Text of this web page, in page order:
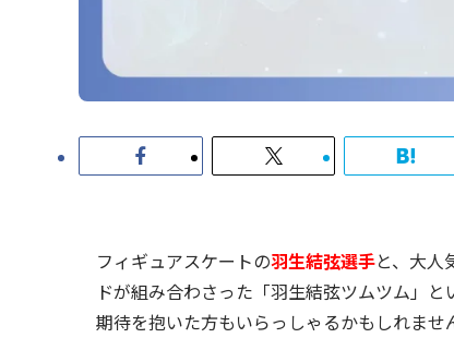
フィギュアスケートの羽生結弦選手と、大人
ドが組み合わさった「羽生結弦ツムツム」
期待を抱いた方もいらっしゃるかもしれま